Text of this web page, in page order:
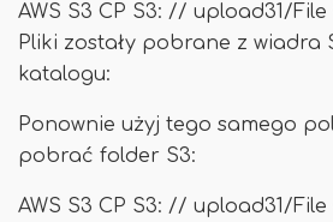
AWS S3 CP S3: // upload31/File
Pliki zostały pobrane z wiadra
katalogu:
Ponownie użyj tego samego
pobrać folder S3:
AWS S3 CP S3: // upload31/File